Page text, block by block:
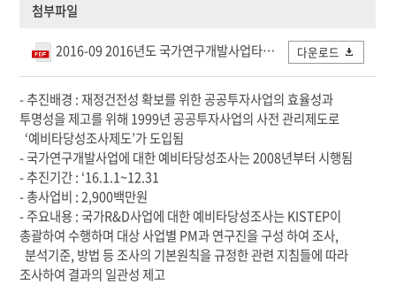
첨부파일
2016-09 2016년도 국가연구개발사업타당성조사.pdf 다운로드
- 추진배경 : 재정건전성 확보를 위한 공공투자사업의 효율성과
투명성을 제고를 위해 1999년 공공투자사업의 사전 관리제도로
‘예비타당성조사제도’가 도입됨
- 국가연구개발사업에 대한 예비타당성조사는 2008년부터 시행됨
- 추진기간 : ‘16.1.1~12.31
- 총사업비 : 2,900백만원
- 주요내용 : 국가R&D사업에 대한 예비타당성조사는 KISTEP이
총괄하여 수행하며 대상 사업별 PM과 연구진을 구성 하여 조사,
분석기준, 방법 등 조사의 기본원칙을 규정한 관련 지침들에 따라
조사하여 결과의 일관성 제고